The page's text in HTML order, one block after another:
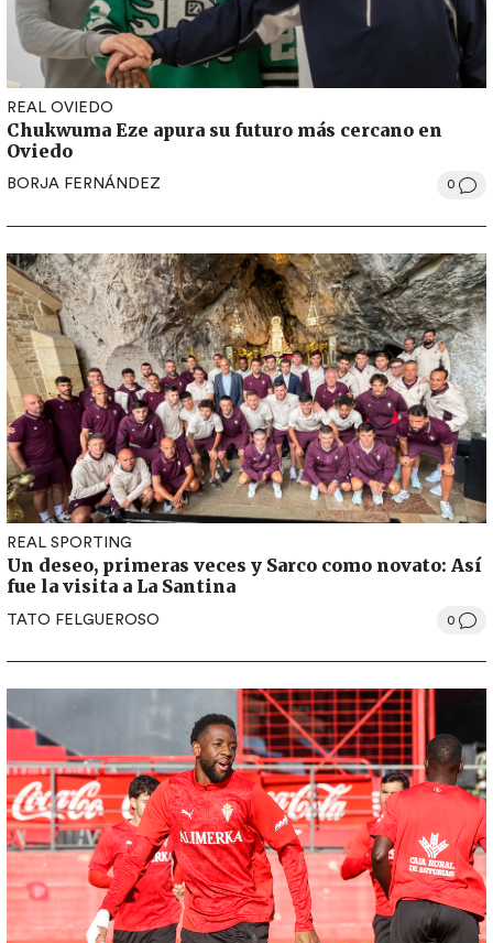
REAL OVIEDO
Chukwuma Eze apura su futuro más cercano en
Oviedo
BORJA FERNÁNDEZ 0
REAL SPORTING
Un deseo, primeras veces y Sarco como novato: Así
fue la visita a La Santina
TATO FELGUEROSO 0